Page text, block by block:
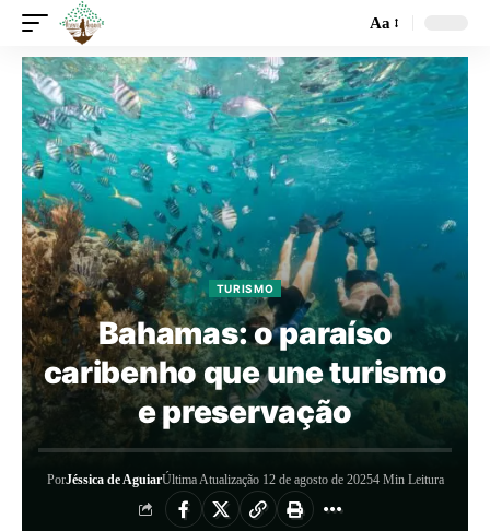
Aa
TURISMO
Bahamas: o paraíso
caribenho que une turismo
e preservação
PorJéssica de AguiarÚltima Atualização 12 de agosto de 20254 Min Leitura